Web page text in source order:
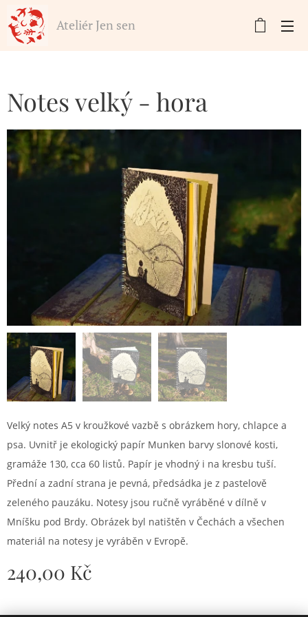
Ateliér Jen sen
Notes velký - hora
Velký notes A5 v kroužkové vazbě s obrázkem hory, chlapce a
psa. Uvnitř je ekologický papír Munken barvy slonové kosti,
gramáže 130, cca 60 listů. Papír je vhodný i na kresbu tuší.
Přední a zadní strana je pevná, předsádka je z pastelově
zeleného pauzáku. Notesy jsou ručně vyráběné v dílně v
Mníšku pod Brdy. Obrázek byl natištěn v Čechách a všechen
materiál na notesy je vyráběn v Evropě.
240,00 Kč